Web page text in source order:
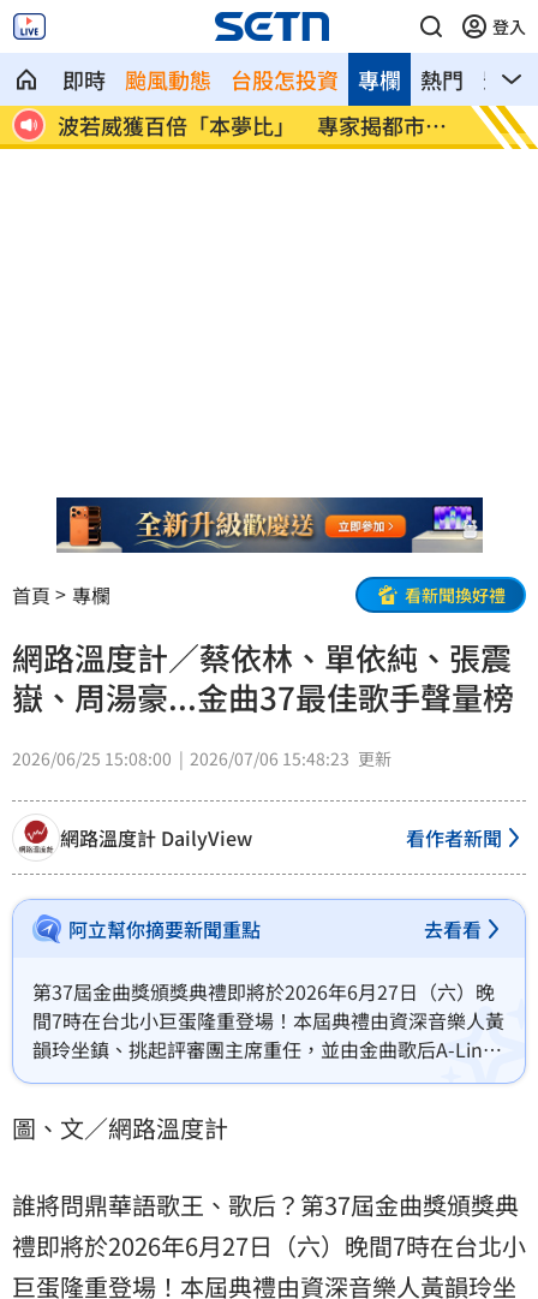
登入
即時 颱風動態 台股怎投資 熱門 影音
專欄
薪
波若威獲百倍「本夢比」 專家揭都市傳
說
LINE
廢」
首頁 專欄 看新聞換好禮
網路溫度計／蔡依林、單依純、張震
嶽、周湯豪...金曲37最佳歌手聲量榜
2026/06/25 15:08:00 2026/07/06 15:48:23 更新
網路溫度計 DailyView 看作者新聞
阿立幫你摘要新聞重點 去看看
第37屆金曲獎頒獎典禮即將於2026年6月27日（六）晚
間7時在台北小巨蛋隆重登場！本屆典禮由資深音樂人黃
韻玲坐鎮、挑起評審團主席重任，並由金曲歌后A-Lin首
度驚喜接下主持棒，帶領樂迷見證167件頂尖作品激烈
圖、文／網路溫度計
誰將問鼎華語歌王、歌后？第37屆金曲獎頒獎典
禮即將於2026年6月27日（六）晚間7時在台北小
巨蛋隆重登場！本屆典禮由資深音樂人黃韻玲坐